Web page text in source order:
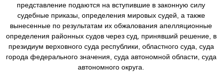
представление подаются на вступившие в законную силу
судебные приказы, определения мировых судей, а также
вынесенные по результатам их обжалования апелляционные
определения районных судов через суд, принявший решение, в
президиум верховного суда республики, областного суда, суда
города федерального значения, суда автономной области, суда
автономного округа.